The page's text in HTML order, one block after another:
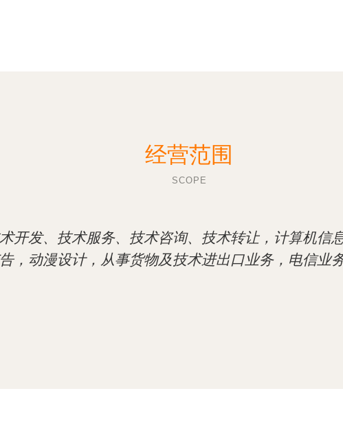
经营范围
SCOPE
开发、技术服务、技术咨询、技术转让，计算机信
，动漫设计，从事货物及技术进出口业务，电信业